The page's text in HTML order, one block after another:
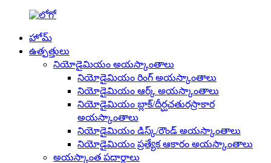
హోమ్
ఉత్పత్తులు
నియోడైమియం అయస్కాంతాలు
నియోడైమియం రింగ్ అయస్కాంతాలు
నియోడైమియం ఆర్క్ అయస్కాంతాలు
నియోడైమియం బ్లాక్/దీర్ఘచతురస్రాకార
అయస్కాంతాలు
నియోడైమియం డిస్క్/రౌండ్ అయస్కాంతాలు
నియోడైమియం ప్రత్యేక ఆకారం అయస్కాంతాలు
అయస్కాంత పదార్థాలు